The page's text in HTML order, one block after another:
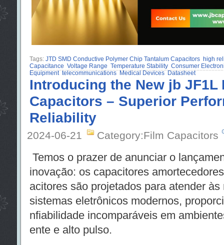
Tags: JTD SMD Conductive Polymer Chip Tantalum Capacitors
high
Capacitance Voltage Range Temperature Stability Consumer
Equipment telecommunications Medical Devices Datasheet
Introducing the New jb JF1L
Capacitors – Superior
Reliability
2024-06-21 Category:Film Capacitors
Temos o prazer de anunciar o
inovação: os capacitores
acitores são projetados para atender
sistemas eletrônicos modernos,
nfiabilidade incomparáveis ​​em
ente e alto pulso.